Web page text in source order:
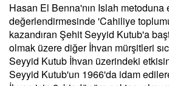
Hasan El Benna'nın Islah metoduna
değerlendirmesinde 'Cahiliye
kazandıran Şehit Seyyid Kutub'a
olmak üzere diğer İhvan mürşitleri
Seyyid Kutub İhvan üzerindeki
Seyyid Kutub'un 1966'da idam